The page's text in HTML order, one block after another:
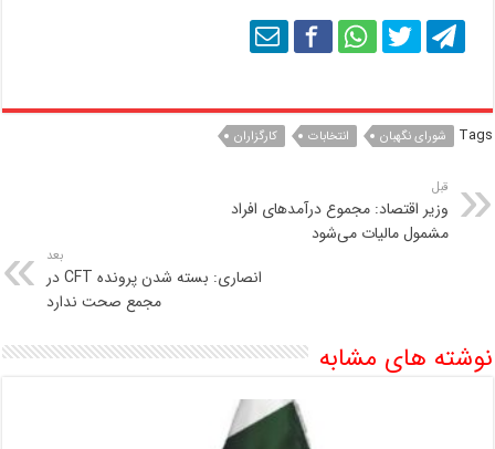
Tags شورای نگهبان انتخابات کارگزاران
قبل
وزیر اقتصاد: مجموع درآمدهای افراد
مشمول مالیات می‌شود
بعد
انصاری: بسته شدن پرونده CFT در
مجمع صحت ندارد
نوشته های مشابه